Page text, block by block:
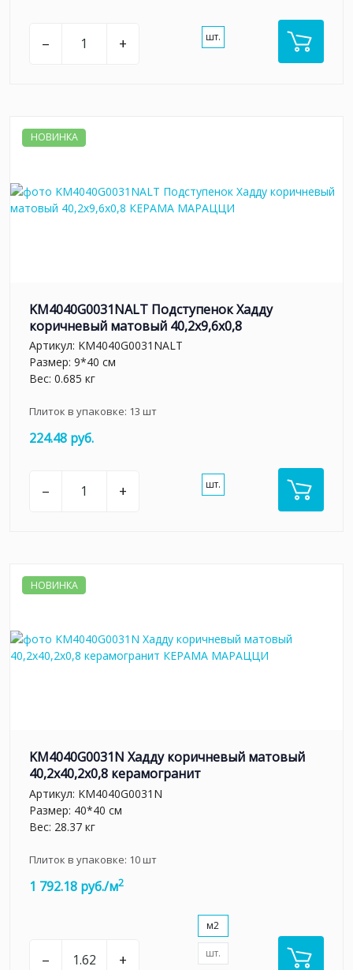
– + шт.
НОВИНКА
KM4040G0031NALT Подступенок Хадду
коричневый матовый 40,2x9,6x0,8
Артикул: KM4040G0031NALT
Размер: 9*40 см
Вес: 0.685 кг
Плиток в упаковке: 13 шт
224.48 руб.
– + шт.
НОВИНКА
KM4040G0031N Хадду коричневый матовый
40,2x40,2x0,8 керамогранит
Артикул: KM4040G0031N
Размер: 40*40 см
Вес: 28.37 кг
Плиток в упаковке: 10шт
1 792.18 руб./м2
– +
м2
шт.